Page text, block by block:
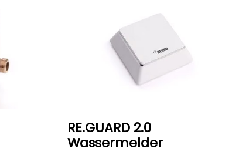
RE.GUARD 2.0
Wassermelder